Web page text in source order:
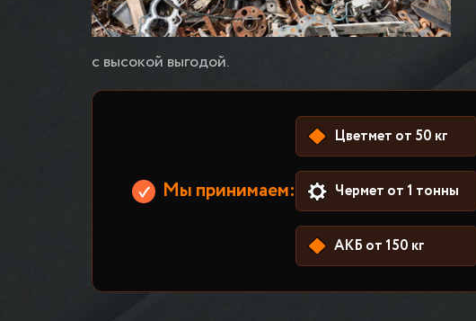
с высокой выгодой.
Мы принимаем:
Цветмет от 50 кг
Чермет от 1 тонны
АКБ от 150 кг